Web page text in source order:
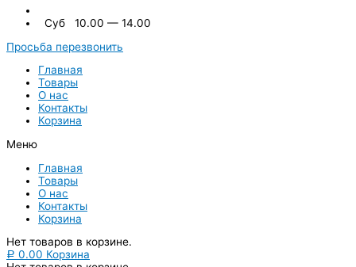
Суб 10.00 — 14.00
Просьба перезвонить
Главная
Товары
О нас
Контакты
Корзина
Меню
Главная
Товары
О нас
Контакты
Корзина
Нет товаров в корзине.
Р 0.00 Корзина